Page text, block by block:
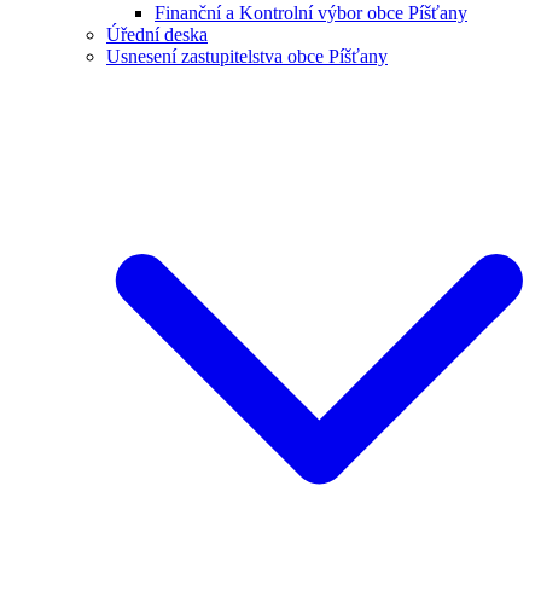
Finanční a Kontrolní výbor obce Píšťany
Úřední deska
Usnesení zastupitelstva obce Píšťany